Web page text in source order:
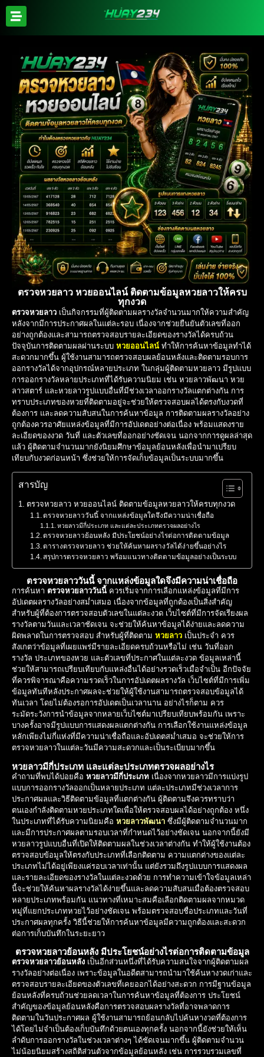
ตรวจหวยลาว หวยออนไลน์ ติดตามข้อมูลหวยลาวให้ครบ
ทุกงวด
ตรวจหวยลาว เป็นกิจกรรมที่ผู้ติดตามผลรางวัลจำนวนมากให้ความสำคัญ
หลังจากมีการประกาศผลในแต่ละรอบ เนื่องจากช่วยยืนยันตัวเลขที่ออก
อย่างถูกต้องและสามารถตรวจสอบรายละเอียดของรางวัลได้ครบถ้วน
ปัจจุบันการติดตามผลผ่านระบบ หวยออนไลน์ ทำให้การค้นหาข้อมูลทำได้
สะดวกมากขึ้น ผู้ใช้งานสามารถตรวจสอบผลย้อนหลังและติดตามรอบการ
ออกรางวัลได้จากอุปกรณ์หลายประเภท ในกลุ่มผู้ติดตามหวยลาว มีรูปแบบ
การออกรางวัลหลายประเภทที่ได้รับความนิยม เช่น หวยลาวพัฒนา หวย
ลาวสตาร์ และหวยลาวรูปแบบอื่นที่มีช่วงเวลาออกรางวัลแตกต่างกัน การ
ทราบประเภทของหวยที่ติดตามอยู่จะช่วยให้ตรวจสอบผลได้ตรงกับงวดที่
ต้องการ และลดความสับสนในการค้นหาข้อมูล การติดตามผลรางวัลอย่าง
ถูกต้องควรอาศัยแหล่งข้อมูลที่มีการอัปเดตอย่างต่อเนื่อง พร้อมแสดงราย
ละเอียดของงวด วันที่ และตัวเลขที่ออกอย่างชัดเจน นอกจากการดูผลล่าสุด
แล้ว ผู้ติดตามจำนวนมากยังนิยมศึกษาข้อมูลย้อนหลังเพื่อนำมาเปรียบ
เทียบกับงวดก่อนหน้า ซึ่งช่วยให้การจัดเก็บข้อมูลเป็นระบบมากขึ้น
สารบัญ
ตรวจหวยลาว หวยออนไลน์ ติดตามข้อมูลหวยลาวให้ครบทุกงวด
ตรวจหวยลาววันนี้ จากแหล่งข้อมูลใดจึงมีความน่าเชื่อถือ
หวยลาวมีกี่ประเภท และแต่ละประเภทตรวจผลอย่างไร
ตรวจหวยลาวย้อนหลัง มีประโยชน์อย่างไรต่อการติดตามข้อมูล
ตารางตรวจหวยลาว ช่วยให้ค้นหาผลรางวัลได้ง่ายขึ้นอย่างไร
สรุปการตรวจหวยลาว พร้อมแนวทางติดตามข้อมูลอย่างเป็นระบบ
ตรวจหวยลาววันนี้ จากแหล่งข้อมูลใดจึงมีความน่าเชื่อถือ
การค้นหา ตรวจหวยลาววันนี้ ควรเริ่มจากการเลือกแหล่งข้อมูลที่มีการ
อัปเดตผลรางวัลอย่างสม่ำเสมอ เนื่องจากข้อมูลที่ถูกต้องเป็นสิ่งสำคัญ
สำหรับผู้ที่ต้องการตรวจสอบตัวเลขในแต่ละงวด เว็บไซต์ที่มีการจัดเรียงผล
รางวัลตามวันและเวลาชัดเจน จะช่วยให้ค้นหาข้อมูลได้ง่ายและลดความ
ผิดพลาดในการตรวจสอบ สำหรับผู้ที่ติดตาม หวยลาว เป็นประจำ ควร
สังเกตว่าข้อมูลที่เผยแพร่มีรายละเอียดครบถ้วนหรือไม่ เช่น วันที่ออก
รางวัล ประเภทของหวย และตัวเลขที่ประกาศในแต่ละงวด ข้อมูลเหล่านี้
ช่วยให้สามารถเปรียบเทียบกับแหล่งอื่นได้อย่างรวดเร็วเมื่อจำเป็น อีกปัจจัย
ที่ควรพิจารณาคือความรวดเร็วในการอัปเดตผลรางวัล เว็บไซต์ที่มีการเพิ่ม
ข้อมูลทันทีหลังประกาศผลจะช่วยให้ผู้ใช้งานสามารถตรวจสอบข้อมูลได้
ทันเวลา โดยไม่ต้องรอการอัปเดตเป็นเวลานาน อย่างไรก็ตาม ควร
ระมัดระวังการนำข้อมูลจากหลายเว็บไซต์มาเปรียบเทียบพร้อมกัน เพราะ
บางครั้งอาจมีรูปแบบการแสดงผลแตกต่างกัน การเลือกใช้งานแหล่งข้อมูล
หลักเพียงไม่กี่แห่งที่มีความน่าเชื่อถือและอัปเดตสม่ำเสมอ จะช่วยให้การ
ตรวจหวยลาวในแต่ละวันมีความสะดวกและเป็นระเบียบมากขึ้น
หวยลาวมีกี่ประเภท และแต่ละประเภทตรวจผลอย่างไร
คำถามที่พบได้บ่อยคือ หวยลาวมีกี่ประเภท เนื่องจากหวยลาวมีการแบ่งรูป
แบบการออกรางวัลออกเป็นหลายประเภท แต่ละประเภทมีช่วงเวลาการ
ประกาศผลและวิธีติดตามข้อมูลที่แตกต่างกัน ผู้ติดตามจึงควรทราบว่า
ตนเองกำลังติดตามหวยประเภทใดเพื่อให้ตรวจสอบผลได้อย่างถูกต้อง หนึ่ง
ในประเภทที่ได้รับความนิยมคือ หวยลาวพัฒนา ซึ่งมีผู้ติดตามจำนวนมาก
และมีการประกาศผลตามรอบเวลาที่กำหนดไว้อย่างชัดเจน นอกจากนี้ยังมี
หวยลาวรูปแบบอื่นที่เปิดให้ติดตามผลในช่วงเวลาต่างกัน ทำให้ผู้ใช้งานต้อง
ตรวจสอบข้อมูลให้ตรงกับประเภทที่เลือกติดตาม ความแตกต่างของแต่ละ
ประเภทไม่ได้อยู่เพียงแค่รอบเวลาเท่านั้น แต่ยังรวมถึงรูปแบบการแสดงผล
และรายละเอียดของรางวัลในแต่ละงวดด้วย การทำความเข้าใจข้อมูลเหล่า
นี้จะช่วยให้ค้นหาผลรางวัลได้ง่ายขึ้นและลดความสับสนเมื่อต้องตรวจสอบ
หลายประเภทพร้อมกัน แนวทางที่เหมาะสมคือเลือกติดตามผลจากหมวด
หมู่ที่แยกประเภทหวยไว้อย่างชัดเจน พร้อมตรวจสอบชื่อประเภทและวันที่
ประกาศผลทุกครั้ง วิธีนี้ช่วยให้การค้นหาข้อมูลมีความถูกต้องและสะดวก
ต่อการเก็บบันทึกในระยะยาว
ตรวจหวยลาวย้อนหลัง มีประโยชน์อย่างไรต่อการติดตามข้อมูล
ตรวจหวยลาวย้อนหลัง เป็นอีกส่วนหนึ่งที่ได้รับความสนใจจากผู้ติดตามผล
รางวัลอย่างต่อเนื่อง เพราะข้อมูลในอดีตสามารถนำมาใช้ค้นหางวดเก่าและ
ตรวจสอบรายละเอียดของตัวเลขที่เคยออกได้อย่างสะดวก การมีฐานข้อมูล
ย้อนหลังที่ครบถ้วนช่วยลดเวลาในการค้นหาข้อมูลที่ต้องการ ประโยชน์
สำคัญของข้อมูลย้อนหลังคือการตรวจสอบผลรางวัลที่อาจพลาดการ
ติดตามในวันประกาศผล ผู้ใช้งานสามารถย้อนกลับไปค้นหางวดที่ต้องการ
ได้โดยไม่จำเป็นต้องเก็บบันทึกด้วยตนเองทุกครั้ง นอกจากนี้ยังช่วยให้เห็น
ลำดับการออกรางวัลในช่วงเวลาต่างๆ ได้ชัดเจนมากขึ้น ผู้ติดตามจำนวน
ไม่น้อยนิยมสร้างสถิติส่วนตัวจากข้อมูลย้อนหลัง เช่น การรวบรวมเลขที่